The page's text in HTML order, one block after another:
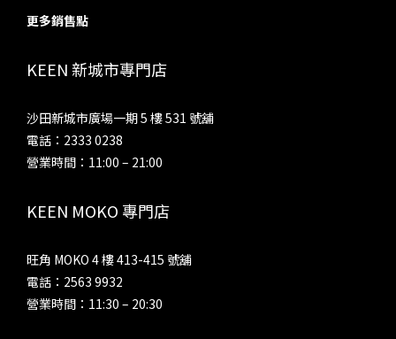
更多銷售點
KEEN 新城市專門店
沙田新城市廣場一期 5 樓 531 號舖
電話：2333 0238
營業時間：11:00 – 21:00
KEEN MOKO 專門店
旺角 MOKO 4 樓 413-415 號舖
電話：2563 9932
營業時間：11:30 – 20:30